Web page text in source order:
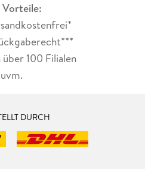
Vorteile:
100 Filialen
uvm.
DURCH